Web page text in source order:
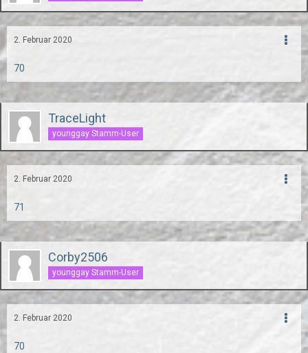
2. Februar 2020
70
TraceLight
younggay Stamm-User
2. Februar 2020
71
Corby2506
younggay Stamm-User
2. Februar 2020
70